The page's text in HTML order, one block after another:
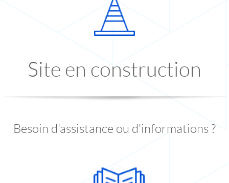
Site en construction
Besoin d'assistance ou d'informations ?